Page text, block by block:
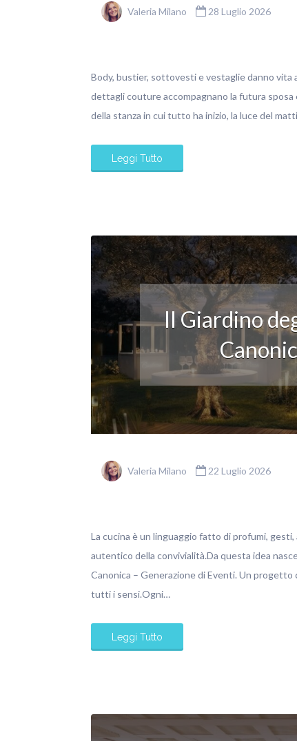
Valeria Milano 28 Luglio 2026
Body, bustier, sottovesti e vestaglie danno vita
dettagli couture accompagnano la futura sposa
della stanza in cui tutto ha inizio, la luce del
Leggi Tutto
Il Giardino
Valeria Milano 22 Luglio 2026
La cucina è un linguaggio fatto di profumi,
autentico della convivialità.Da questa idea
Canonica – Generazione di Eventi. Un
tutti i sensi.Ogni…
Leggi Tutto